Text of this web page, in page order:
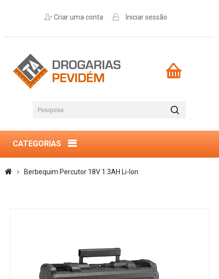
Criar uma conta Iniciar sessão
CATEGORIAS
Berbequim Percutor 18V 1.3AH Li-Ion